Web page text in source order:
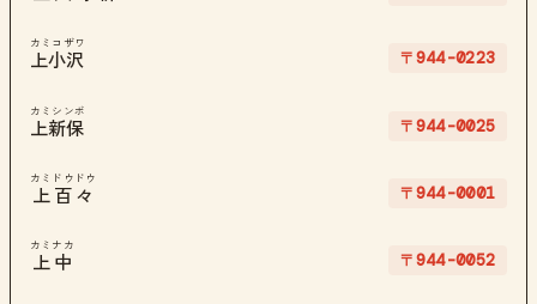
上小沢
カミコザワ
〒944-0223
上新保
カミシンボ
〒944-0025
上百々
カミドウドウ
〒944-0001
上中
カミナカ
〒944-0052